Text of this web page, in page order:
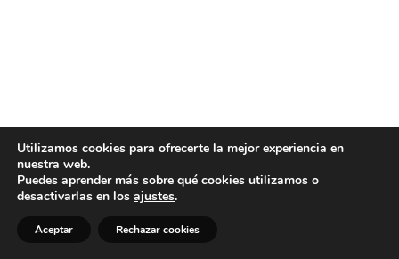
Utilizamos cookies para ofrecerte la mejor experiencia en
nuestra web.
Puedes aprender más sobre qué cookies utilizamos o
desactivarlas en los ajustes.
Aceptar Rechazar cookies